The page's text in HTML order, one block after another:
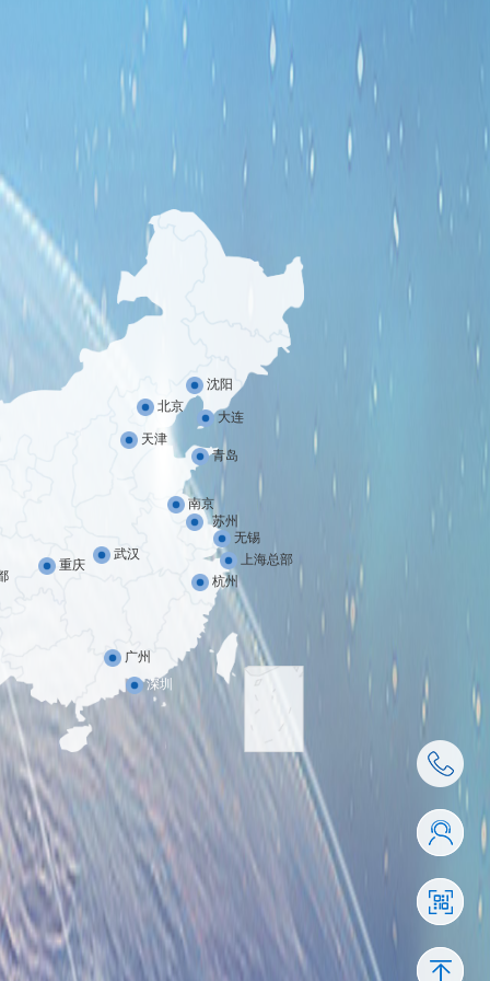
沈阳
北京
大连
天津
青岛
南京
苏州
无锡
武汉
上海总部
重庆
杭州
广州
深圳
4001-